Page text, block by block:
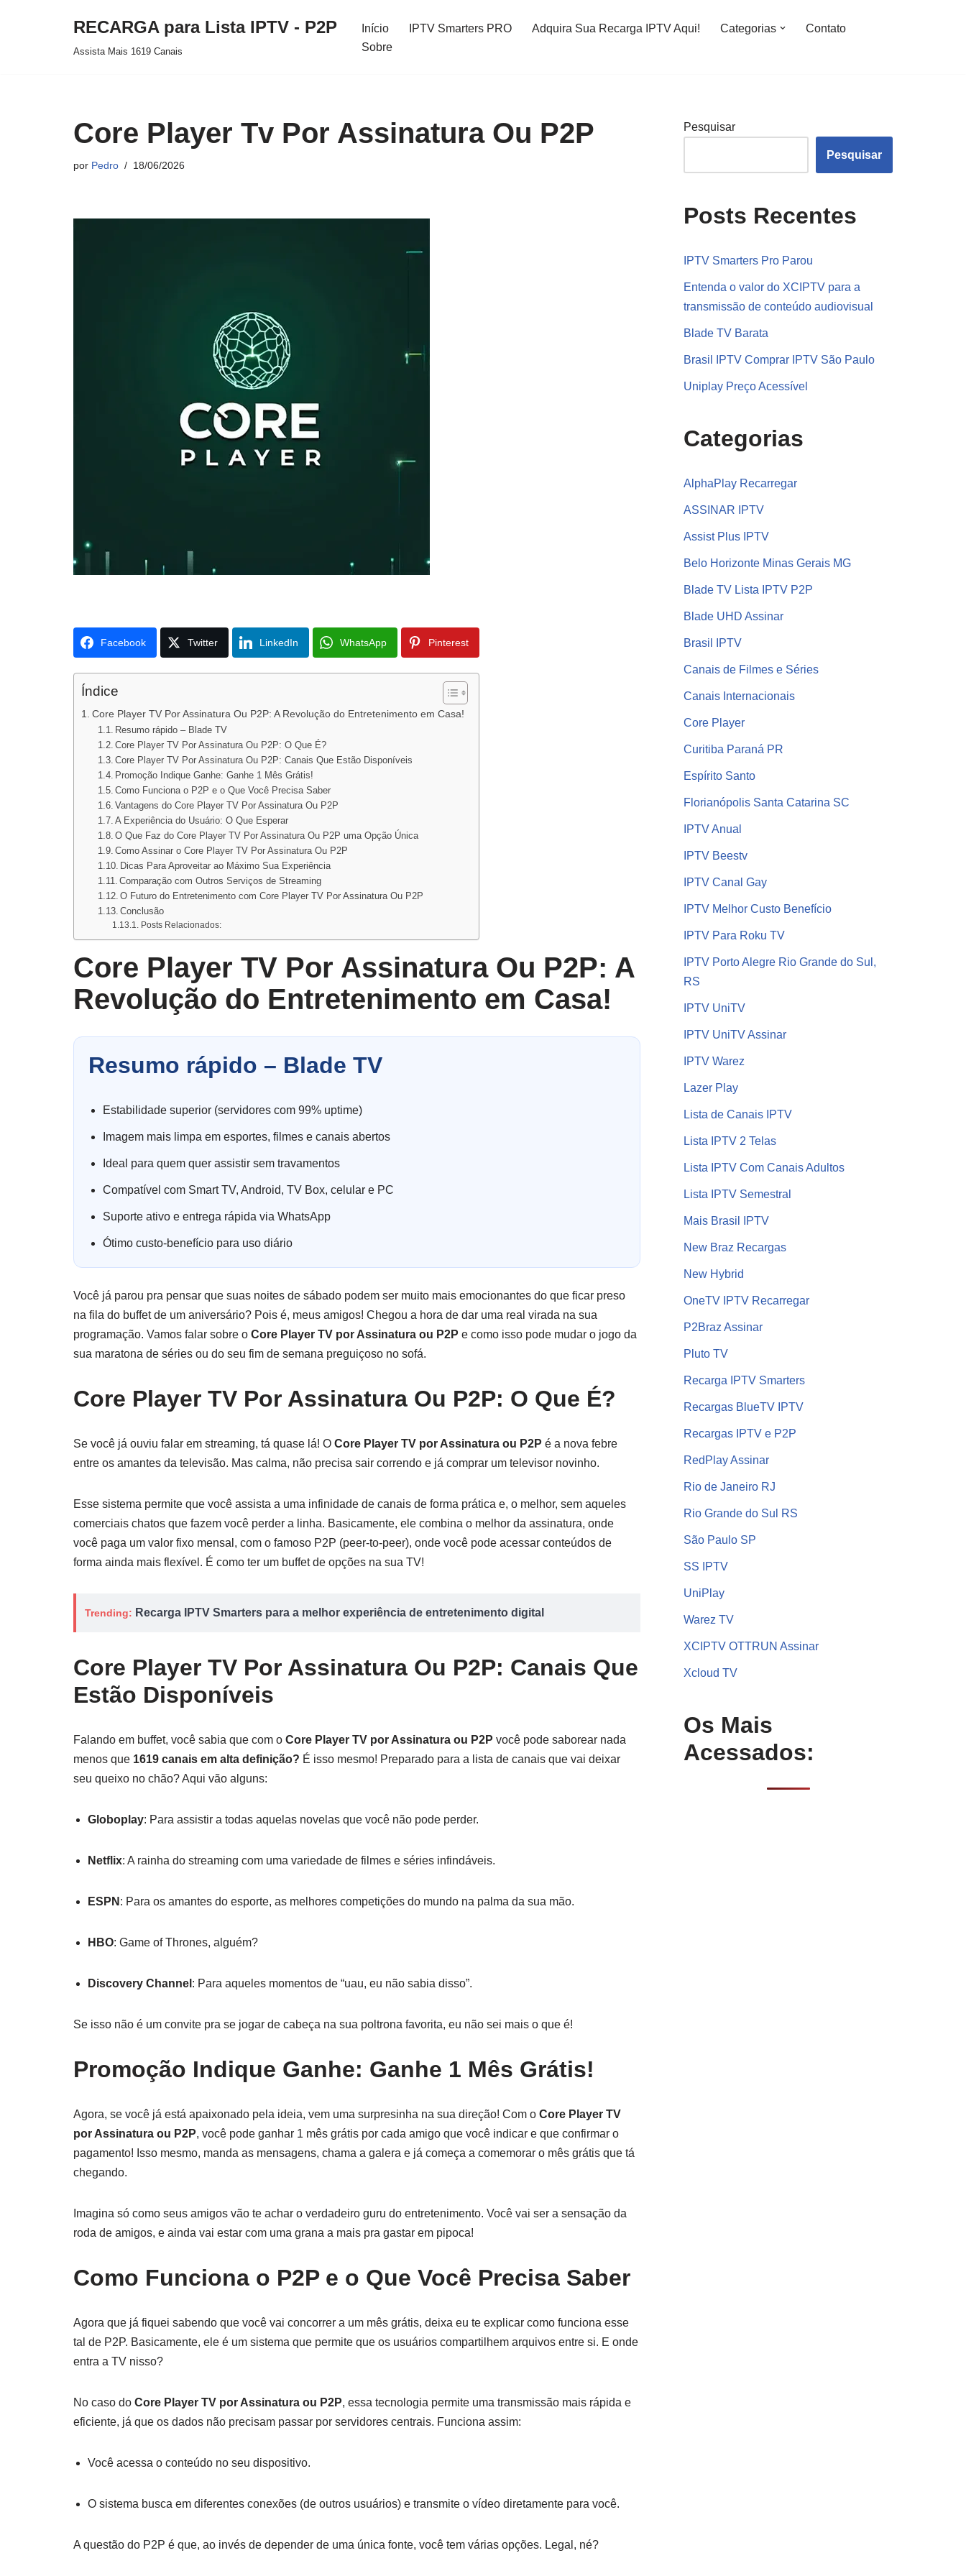
RECARGA para Lista IPTV - P2P
Assista Mais 1619 Canais
Início IPTV Smarters PRO Adquira Sua Recarga IPTV Aqui! Categorias
Contato
Sobre
Core Player Tv Por Assinatura Ou P2P
por Pedro 18/06/2026
Facebook Twitter LinkedIn WhatsApp Pinterest
Índice
Core Player TV Por Assinatura Ou P2P: A Revolução do Entretenimento em Casa!
Resumo rápido – Blade TV
Core Player TV Por Assinatura Ou P2P: O Que É?
Core Player TV Por Assinatura Ou P2P: Canais Que Estão Disponíveis
Promoção Indique Ganhe: Ganhe 1 Mês Grátis!
Como Funciona o P2P e o Que Você Precisa Saber
Vantagens do Core Player TV Por Assinatura Ou P2P
A Experiência do Usuário: O Que Esperar
O Que Faz do Core Player TV Por Assinatura Ou P2P uma Opção Única
Como Assinar o Core Player TV Por Assinatura Ou P2P
Dicas Para Aproveitar ao Máximo Sua Experiência
Comparação com Outros Serviços de Streaming
O Futuro do Entretenimento com Core Player TV Por Assinatura Ou P2P
Conclusão
Posts Relacionados:
Core Player TV Por Assinatura Ou P2P: A
Revolução do Entretenimento em Casa!
Resumo rápido – Blade TV
Estabilidade superior (servidores com 99% uptime)
Imagem mais limpa em esportes, filmes e canais abertos
Ideal para quem quer assistir sem travamentos
Compatível com Smart TV, Android, TV Box, celular e PC
Suporte ativo e entrega rápida via WhatsApp
Ótimo custo-benefício para uso diário
Você já parou pra pensar que suas noites de sábado podem ser muito mais emocionantes do que ficar preso
na fila do buffet de um aniversário? Pois é, meus amigos! Chegou a hora de dar uma real virada na sua
programação. Vamos falar sobre o Core Player TV por Assinatura ou P2P e como isso pode mudar o jogo da
sua maratona de séries ou do seu fim de semana preguiçoso no sofá.
Core Player TV Por Assinatura Ou P2P: O Que É?
Se você já ouviu falar em streaming, tá quase lá! O Core Player TV por Assinatura ou P2P é a nova febre
entre os amantes da televisão. Mas calma, não precisa sair correndo e já comprar um televisor novinho.
Esse sistema permite que você assista a uma infinidade de canais de forma prática e, o melhor, sem aqueles
comerciais chatos que fazem você perder a linha. Basicamente, ele combina o melhor da assinatura, onde
você paga um valor fixo mensal, com o famoso P2P (peer-to-peer), onde você pode acessar conteúdos de
forma ainda mais flexível. É como ter um buffet de opções na sua TV!
Trending: Recarga IPTV Smarters para a melhor experiência de entretenimento digital
Core Player TV Por Assinatura Ou P2P: Canais Que
Estão Disponíveis
Falando em buffet, você sabia que com o Core Player TV por Assinatura ou P2P você pode saborear nada
menos que 1619 canais em alta definição? É isso mesmo! Preparado para a lista de canais que vai deixar
seu queixo no chão? Aqui vão alguns:
Globoplay: Para assistir a todas aquelas novelas que você não pode perder.
Netflix: A rainha do streaming com uma variedade de filmes e séries infindáveis.
ESPN : Para os amantes do esporte, as melhores competições do mundo na palma da sua mão.
HBO: Game of Thrones, alguém?
Discovery Channel : Para aqueles momentos de “uau, eu não sabia disso”.
Se isso não é um convite pra se jogar de cabeça na sua poltrona favorita, eu não sei mais o que é!
Promoção Indique Ganhe: Ganhe 1 Mês Grátis!
Agora, se você já está apaixonado pela ideia, vem uma surpresinha na sua direção! Com o Core Player TV
por Assinatura ou P2P, você pode ganhar 1 mês grátis por cada amigo que você indicar e que confirmar o
pagamento! Isso mesmo, manda as mensagens, chama a galera e já começa a comemorar o mês grátis que tá
chegando.
Imagina só como seus amigos vão te achar o verdadeiro guru do entretenimento. Você vai ser a sensação da
roda de amigos, e ainda vai estar com uma grana a mais pra gastar em pipoca!
Como Funciona o P2P e o Que Você Precisa Saber
Agora que já fiquei sabendo que você vai concorrer a um mês grátis, deixa eu te explicar como funciona esse
tal de P2P. Basicamente, ele é um sistema que permite que os usuários compartilhem arquivos entre si. E onde
entra a TV nisso?
No caso do Core Player TV por Assinatura ou P2P, essa tecnologia permite uma transmissão mais rápida e
eficiente, já que os dados não precisam passar por servidores centrais. Funciona assim:
Você acessa o conteúdo no seu dispositivo.
O sistema busca em diferentes conexões (de outros usuários) e transmite o vídeo diretamente para você.
A questão do P2P é que, ao invés de depender de uma única fonte, você tem várias opções. Legal, né?
Pesquisar
Pesquisar
Posts Recentes
IPTV Smarters Pro Parou
Entenda o valor do XCIPTV para a
transmissão de conteúdo audiovisual
Blade TV Barata
Brasil IPTV Comprar IPTV São Paulo
Uniplay Preço Acessível
Categorias
AlphaPlay Recarregar
ASSINAR IPTV
Assist Plus IPTV
Belo Horizonte Minas Gerais MG
Blade TV Lista IPTV P2P
Blade UHD Assinar
Brasil IPTV
Canais de Filmes e Séries
Canais Internacionais
Core Player
Curitiba Paraná PR
Espírito Santo
Florianópolis Santa Catarina SC
IPTV Anual
IPTV Beestv
IPTV Canal Gay
IPTV Melhor Custo Benefício
IPTV Para Roku TV
IPTV Porto Alegre Rio Grande do Sul,
RS
IPTV UniTV
IPTV UniTV Assinar
IPTV Warez
Lazer Play
Lista de Canais IPTV
Lista IPTV 2 Telas
Lista IPTV Com Canais Adultos
Lista IPTV Semestral
Mais Brasil IPTV
New Braz Recargas
New Hybrid
OneTV IPTV Recarregar
P2Braz Assinar
Pluto TV
Recarga IPTV Smarters
Recargas BlueTV IPTV
Recargas IPTV e P2P
RedPlay Assinar
Rio de Janeiro RJ
Rio Grande do Sul RS
São Paulo SP
SS IPTV
UniPlay
Warez TV
XCIPTV OTTRUN Assinar
Xcloud TV
Os Mais
Acessados: